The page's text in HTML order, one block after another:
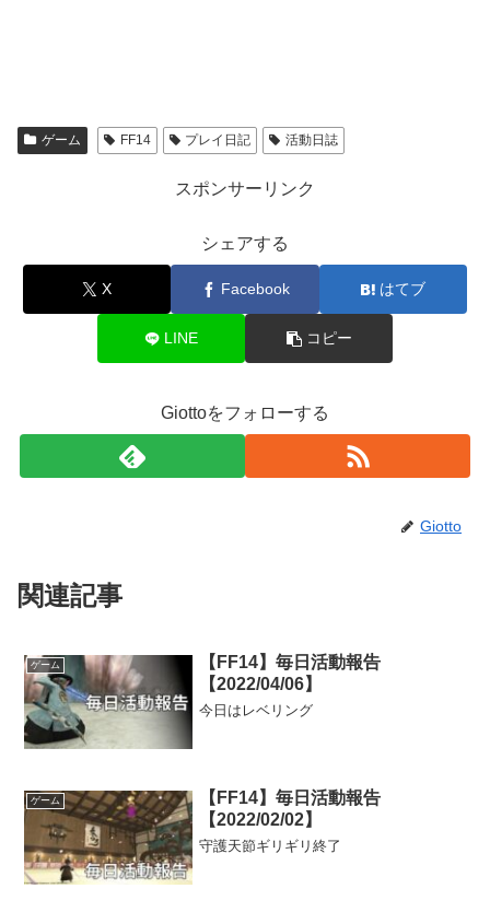
ゲーム FF14 プレイ日記 活動日誌
スポンサーリンク
シェアする
X Facebook はてブ
LINE コピー
Giottoをフォローする
Giotto
関連記事
ゲーム
【FF14】毎日活動報告
【2022/04/06】
今日はレベリング
ゲーム
【FF14】毎日活動報告
【2022/02/02】
守護天節ギリギリ終了